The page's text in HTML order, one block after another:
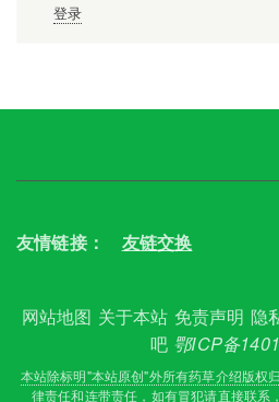
户登录
友情链接： 友链交换
网站地图 关于本站 免责声明 隐
吧 鄂ICP备
本站除标明"本站原创"外所有药草介绍版权
律责任和连带责任，如有冒犯请直接联系